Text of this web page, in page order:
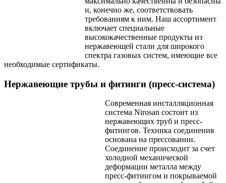
и, конечно же, соответствовать
требованиям к ним. Наш ассортимент
включает специальные
высококачественные продукты из
нержавеющей стали для широкого
спектра газовых систем, имеющие все
необходимые сертификаты.
Нержавеющие трубы и фитинги (пресс-система)
Современная инсталляционная
система Nirosan состоит из
нержавеющих труб и пресс-
фитингов. Техника соединения
основана на прессовании.
Соединение происходит за счет
холодной механической
деформации металла между
пресс-фитингом и покрываемой